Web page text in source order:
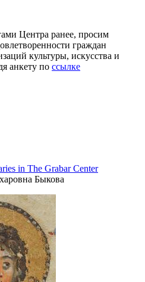
Центра ранее, просим
граждан
культуры, искусства и
анкету по ссылке
in The Grabar Center
Быкова